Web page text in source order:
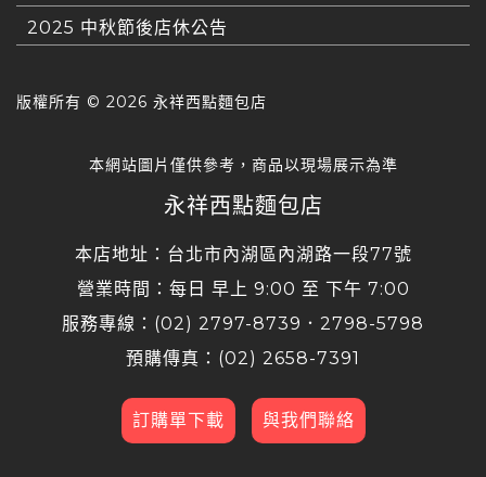
2025 中秋節後店休公告
版權所有 © 2026 永祥西點麵包店
本網站圖片僅供參考，商品以現場展示為準
永祥西點麵包店
本店地址：台北市內湖區內湖路一段77號
營業時間：每日 早上 9:00 至 下午 7:00
服務專線：(02) 2797-8739．2798-5798
預購傳真：(02) 2658-7391
訂購單下載 與我們聯絡